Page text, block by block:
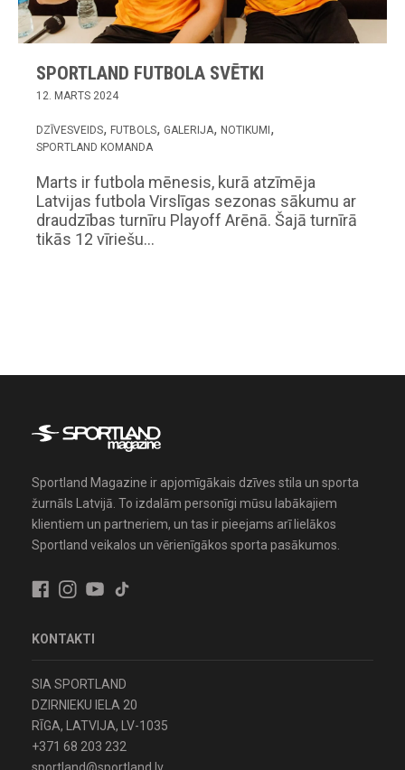
SPORTLAND FUTBOLA SVĒTKI
12. MARTS 2024
DZĪVESVEIDS FUTBOLS GALERIJA
NOTIKUMI
SPORTLAND KOMANDA
Marts ir futbola mēnesis, kurā atzīmēja
Latvijas futbola Virslīgas sezonas sākumu ar
draudzības turnīru Playoff Arēnā. Šajā turnīrā
tikās 12 vīriešu…
Sportland Magazine ir apjomīgākais dzīves stila un sporta
žurnāls Latvijā. To izdalām personīgi mūsu labākajiem
klientiem un partneriem, un tas ir pieejams arī lielākos
Sportland veikalos un vērienīgākos sporta pasākumos.
KONTAKTI
SIA SPORTLAND
DZIRNIEKU IELA 20
RĪGA, LATVIJA, LV-1035
+371 68 203 232